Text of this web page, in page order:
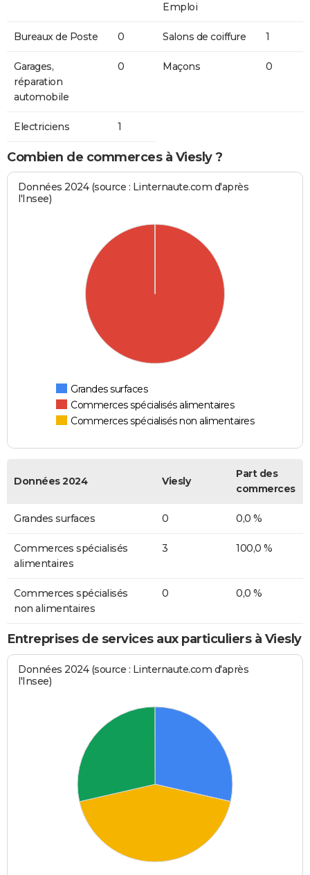
Emploi
Bureaux de Poste 0 Salons de coiffure 1
Garages,
réparation
automobile
0 Maçons 0
Electriciens 1
Combien de commerces à Viesly ?
Données 2024 (source : Linternaute.com d'après
l'Insee)
Grandes surfaces
Commerces spécialisés alimentaires
Commerces spécialisés non alimentaires
Données 2024 Viesly
Part des
commerces
Grandes surfaces 0 0,0 %
Commerces spécialisés
alimentaires
3 100,0 %
Commerces spécialisés
non alimentaires
0 0,0 %
Entreprises de services aux particuliers à Viesly
Données 2024 (source : Linternaute.com d'après
l'Insee)